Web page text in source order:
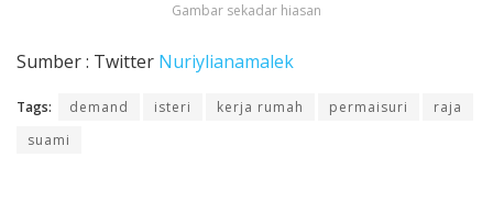
Gambar sekadar hiasan
Sumber : Twitter Nuriylianamalek
Tags: demand isteri kerja rumah permaisuri
raja
suami